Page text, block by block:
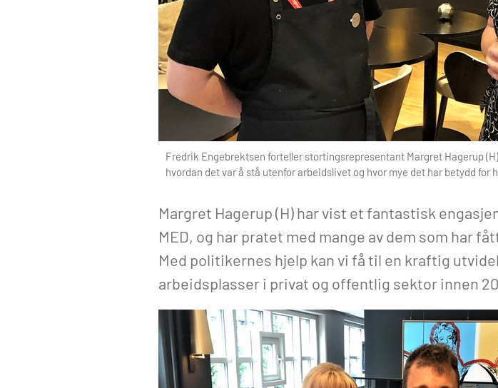
Fredrik Engebrektsen forteller stortingsrepresentant Margret Hagerup
hvordan det var å stå utenfor arbeidslivet og hvor mye det har betydd for
Margret Hagerup (H) har vist et fantastisk
MED, og har pratet med mange av dem som har
Med politikernes hjelp kan vi få til en kraftig
arbeidsplasser i privat og offentlig sektor innen